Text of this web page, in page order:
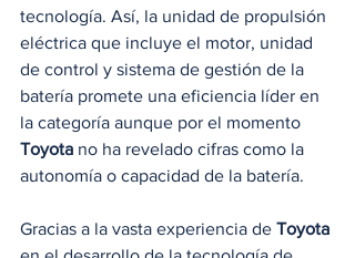
tecnología. Así, la unidad de propulsión
eléctrica que incluye el motor, unidad
de control y sistema de gestión de la
batería promete una eficiencia líder en
la categoría aunque por el momento
Toyota no ha revelado cifras como la
autonomía o capacidad de la batería.
Gracias a la vasta experiencia de Toyota